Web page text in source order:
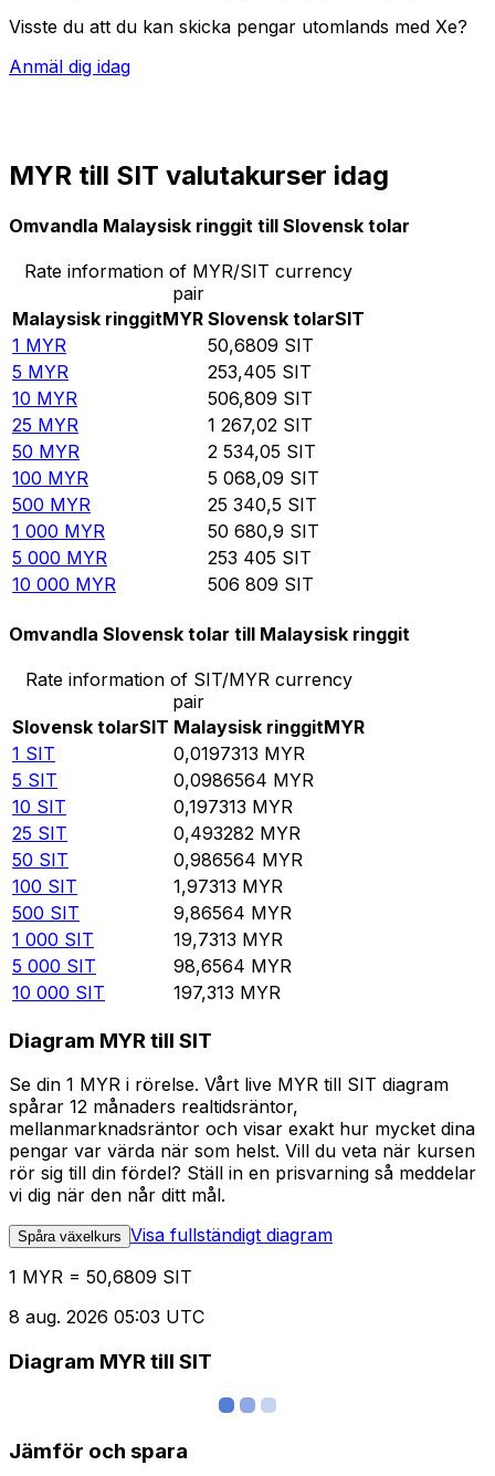
Visste du att du kan skicka pengar utomlands med Xe?
Anmäl dig idag
MYR till SIT valutakurser idag
Omvandla Malaysisk ringgit till Slovensk tolar
Rate information of MYR/SIT currency
pair
Malaysisk ringgitMYR Slovensk tolarSIT
1 MYR 50,6809 SIT
5 MYR 253,405 SIT
10 MYR 506,809 SIT
25 MYR 1 267,02 SIT
50 MYR 2 534,05 SIT
100 MYR 5 068,09 SIT
500 MYR 25 340,5 SIT
1 000 MYR 50 680,9 SIT
5 000 MYR 253 405 SIT
10 000 MYR 506 809 SIT
Omvandla Slovensk tolar till Malaysisk ringgit
Rate information of SIT/MYR currency
pair
Slovensk tolarSIT Malaysisk ringgitMYR
1 SIT 0,0197313 MYR
5 SIT 0,0986564 MYR
10 SIT 0,197313 MYR
25 SIT 0,493282 MYR
50 SIT 0,986564 MYR
100 SIT 1,97313 MYR
500 SIT 9,86564 MYR
1 000 SIT 19,7313 MYR
5 000 SIT 98,6564 MYR
10 000 SIT 197,313 MYR
Diagram MYR till SIT
Se din 1 MYR i rörelse. Vårt live MYR till SIT diagram
spårar 12 månaders realtidsräntor,
mellanmarknadsräntor och visar exakt hur mycket dina
pengar var värda när som helst. Vill du veta när kursen
rör sig till din fördel? Ställ in en prisvarning så meddelar
vi dig när den når ditt mål.
Spåra växelkurs Visa fullständigt diagram
1 MYR = 50,6809 SIT
8 aug. 2026 05:03 UTC
Diagram MYR till SIT
Jämför och spara